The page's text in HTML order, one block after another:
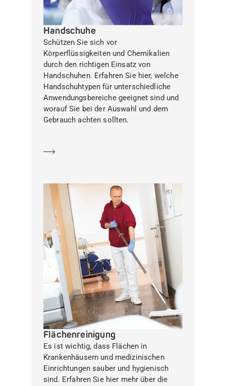
Handschuhe
Schützen Sie sich vor
Körperflüssigkeiten und Chemikalien
durch den richtigen Einsatz von
Handschuhen. Erfahren Sie hier, welche
Handschuhtypen für unterschiedliche
Anwendungsbereiche geeignet sind und
worauf Sie bei der Auswahl und dem
Gebrauch achten sollten.
Flächenreinigung
Es ist wichtig, dass Flächen in
Krankenhäusern und medizinischen
Einrichtungen sauber und hygienisch
sind. Erfahren Sie hier mehr über die